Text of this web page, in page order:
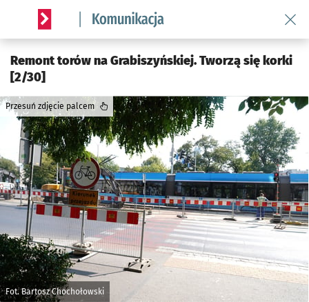
Serwis informacyjny wroclaw.pl podserwis: Komunikacja
Remont torów na Grabiszyńskiej. Tworzą się korki
[2/30]
Fot. Bartosz Chochołowski
Przesuń zdjęcie palcem